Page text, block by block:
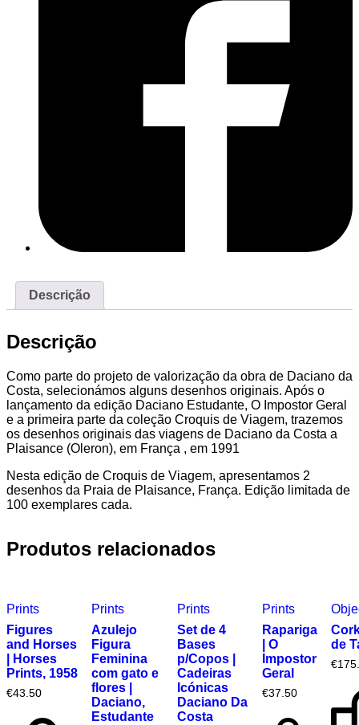
Descrição
Descrição
Como parte do projeto de valorização da obra de Daciano da
Costa, selecionámos alguns desenhos originais. Após o
lançamento da edição Daciano Estudante, O Impostor Geral
e a primeira parte da coleção Croquis de Viagem, trazemos
os desenhos originais das viagens de Daciano da Costa a
Plaisance (Oleron), em França , em 1991
Nesta edição de Croquis de Viagem, apresentamos 2
desenhos da Praia de Plaisance, França. Edição limitada de
100 exemplares cada.
Produtos relacionados
Prints
Figures
and Horses
| Horses
Prints, 1958
€43.50
Prints
Azulejo
Figura
Feminina
com gato e
flores |
Daciano,
Estudante
Prints
Set de 4
Bases
p/Copos |
Cadeiras
Icónicas
Daciano Da
Costa
Prints
Rapariga
| O
Impostor
Geral
€37.50
de
€